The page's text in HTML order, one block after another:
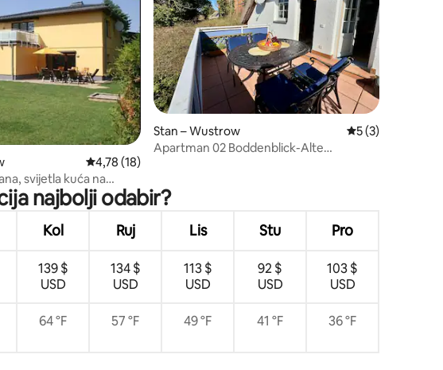
4
Prosječna ocjena: 4,78/5, recenzija: 18
4,78 (18)
svijetla kuća na
Stan – Wustrow Prosječna
5 (3)
Apartman 02 Boddenblick-Alte
najbolji odabir?
Kol Ruj Lis Stu Pro
139 $
USD
134 $
USD
113 $
USD
92 $
USD
103 $
USD
64 °F 57 °F 49 °F 41 °F 36 °F